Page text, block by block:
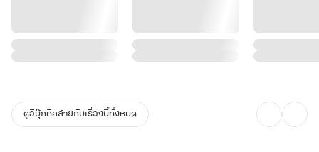
ดูอีบุ๊กที่คล้ายกับเรื่องนี้ทั้งหมด